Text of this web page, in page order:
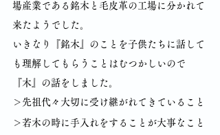
場産業である銘木と毛皮革の工場に分かれて
来たようでした。
いきなり『銘木』のことを子供たちに話して
も理解してもらうことはむつかしいので
『木』の話をしました。
＞先祖代々大切に受け継がれてきていること
＞若木の時に手入れをすることが大事なこと